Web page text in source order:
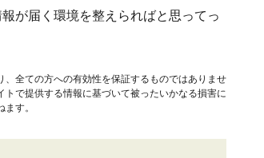
が届く環境を整えらればと思ってっ
全ての方への有効性を保証するものではありませ
で提供する情報に基づいて被ったいかなる損害に
す。